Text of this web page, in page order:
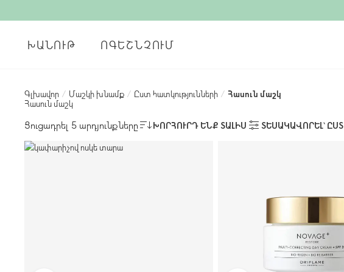
ԽԱՆՈՒԹ ՈԳԵՇՆՉՈՒՄ
Գլխավոր / Մաշկի խնամք / Ըստ հատկությունների / Հասուն մաշկ
Հասուն մաշկ
Ցուցադրել 5 արդյունքները ԽՈՐՀՈՒՐԴ ԵՆՔ ՏԱԼԻՍ ՏԵՍԱԿԱՎՈՐԵԼ՝ ԸՍՏ